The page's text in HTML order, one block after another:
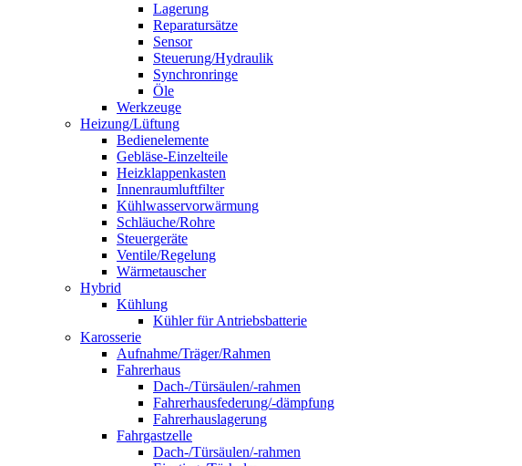
Lagerung
Reparatursätze
Sensor
Steuerung/Hydraulik
Synchronringe
Öle
Werkzeuge
Heizung/Lüftung
Bedienelemente
Gebläse-Einzelteile
Heizklappenkasten
Innenraumluftfilter
Kühlwasservorwärmung
Schläuche/Rohre
Steuergeräte
Ventile/Regelung
Wärmetauscher
Hybrid
Kühlung
Kühler für Antriebsbatterie
Karosserie
Aufnahme/Träger/Rahmen
Fahrerhaus
Dach-/Türsäulen/-rahmen
Fahrerhausfederung/-dämpfung
Fahrerhauslagerung
Fahrgastzelle
Dach-/Türsäulen/-rahmen